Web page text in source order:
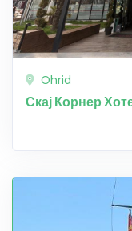
Ohrid
Скај Корнер